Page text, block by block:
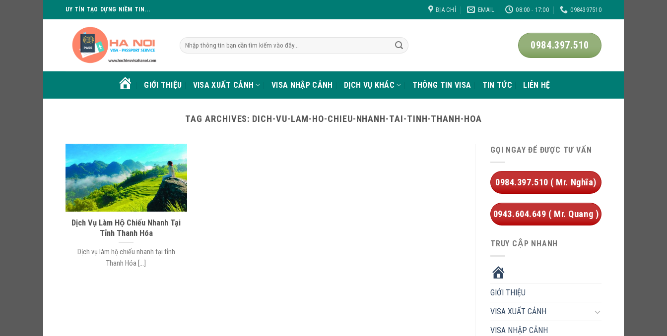
to
UY TÍN TẠO DỰNG NIỀM TIN... ĐỊA CHỈ EMAIL 08:00 - 17:00 0984397510
0984.397.510
HOME GIỚI THIỆU VISA XUẤT CẢNH VISA NHẬP CẢNH DỊCH VỤ KHÁC THÔNG TIN VISA TIN TỨC LIÊN HỆ
TAG ARCHIVES: DICH-VU-LAM-HO-CHIEU-NHANH-TAI-TINH-THANH-HOA
Dịch Vụ Làm Hộ Chiếu Nhanh Tại
Tỉnh Thanh Hóa
Dịch vụ làm hộ chiếu nhanh tại tỉnh
Thanh Hóa [...]
GỌI NGAY ĐỂ ĐƯỢC TƯ VẤN
0984.397.510 ( Mr. Nghĩa)
0943.604.649 ( Mr. Quang )
TRUY CẬP NHANH
GIỚI THIỆU
VISA XUẤT CẢNH
VISA NHẬP CẢNH